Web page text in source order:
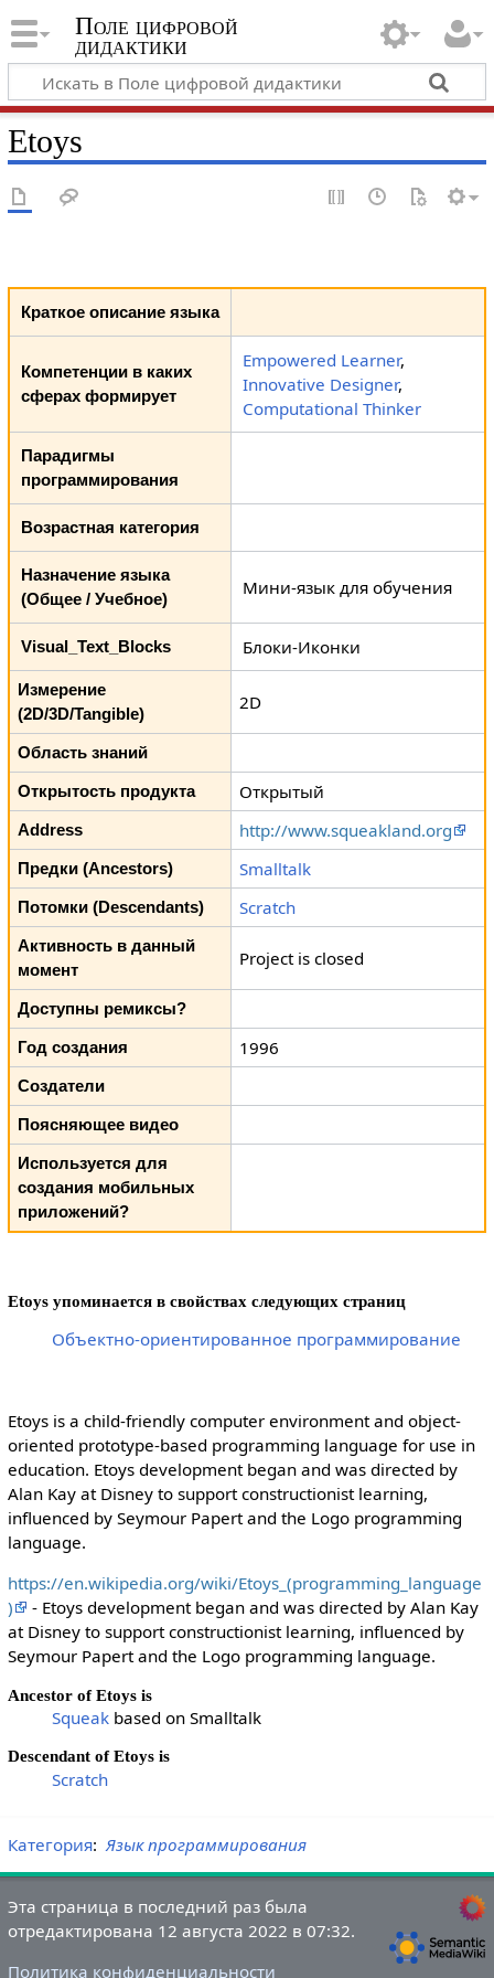
Поле цифровой
дидактики
Etoys
Краткое описание языка
Компетенции в каких
сферах формирует
Empowered Learner,
Innovative Designer,
Computational Thinker
Парадигмы
программирования
Возрастная категория
Назначение языка
(Общее / Учебное)
Мини-язык для обучения
Visual_Text_Blocks Блоки-Иконки
Измерение
(2D/3D/Tangible)
2D
Область знаний
Открытость продукта Открытый
Address http://www.squeakland.org
Предки (Ancestors) Smalltalk
Потомки (Descendants) Scratch
Активность в данный
момент
Project is closed
Доступны ремиксы?
Год создания 1996
Создатели
Поясняющее видео
Используется для
создания мобильных
приложений?
Etoys упоминается в свойствах следующих страниц
Объектно-ориентированное программирование
Etoys is a child-friendly computer environment and object-
oriented prototype-based programming language for use in
education. Etoys development began and was directed by
Alan Kay at Disney to support constructionist learning,
influenced by Seymour Papert and the Logo programming
language.
https://en.wikipedia.org/wiki/Etoys_(programming_language
)
- Etoys development began and was directed by Alan Kay
at Disney to support constructionist learning, influenced by
Seymour Papert and the Logo programming language.
Ancestor of Etoys is
Squeakbased on Smalltalk
Descendant of Etoys is
Scratch
Категория: Язык программирования
Эта страница в последний раз была
отредактирована 12 августа 2022 в 07:32.
Политика конфиденциальности